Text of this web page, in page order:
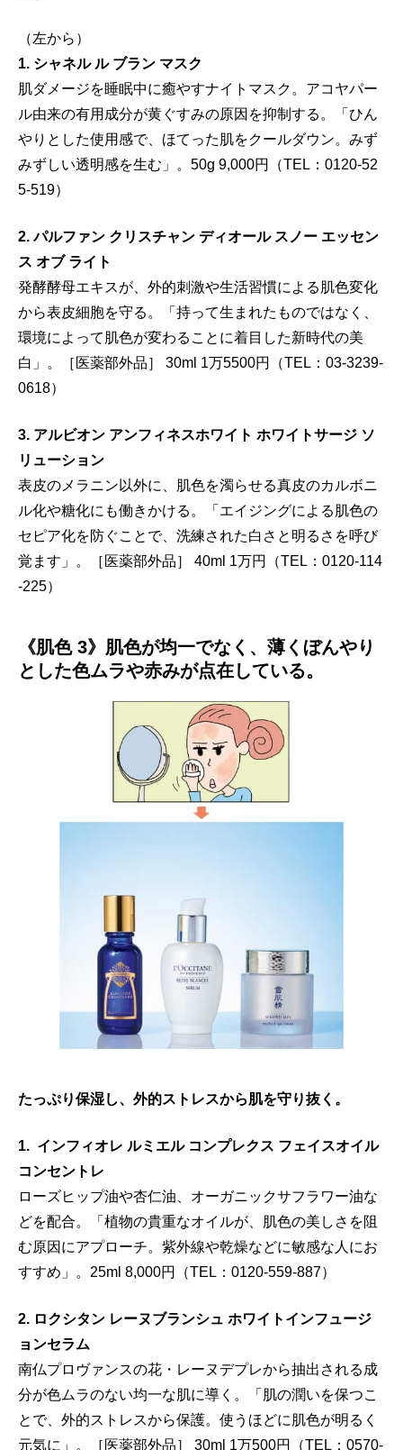
（左から）
1. シャネル ル ブラン マスク
肌ダメージを睡眠中に癒やすナイトマスク。アコヤパー
ル由来の有用成分が黄ぐすみの原因を抑制する。「ひん
やりとした使用感で、ほてった肌をクールダウン。みず
みずしい透明感を生む」。50g 9,000円（TEL：0120-52
5-519）
2. パルファン クリスチャン ディオール スノー エッセン
ス オブ ライト
発酵酵母エキスが、外的刺激や生活習慣による肌色変化
から表皮細胞を守る。「持って生まれたものではなく、
環境によって肌色が変わることに着目した新時代の美
白」。［医薬部外品］ 30ml 1万5500円（TEL：03-3239-
0618）
3. アルビオン アンフィネスホワイト ホワイトサージ ソ
リューション
表皮のメラニン以外に、肌色を濁らせる真皮のカルボニ
ル化や糖化にも働きかける。「エイジングによる肌色の
セピア化を防ぐことで、洗練された白さと明るさを呼び
覚ます」。［医薬部外品］ 40ml 1万円（TEL：0120-114
-225）
《肌色 3》肌色が均一でなく、薄くぼんやり
とした色ムラや赤みが点在している。
たっぷり保湿し、外的ストレスから肌を守り抜く。
1. インフィオレ ルミエル コンプレクス フェイスオイル
コンセントレ
ローズヒップ油や杏仁油、オーガニックサフラワー油な
どを配合。「植物の貴重なオイルが、肌色の美しさを阻
む原因にアプローチ。紫外線や乾燥などに敏感な人にお
すすめ」。25ml 8,000円（TEL：0120-559-887）
2. ロクシタン レーヌブランシュ ホワイトインフュージ
ョンセラム
南仏プロヴァンスの花・レーヌデプレから抽出される成
分が色ムラのない均一な肌に導く。「肌の潤いを保つこ
とで、外的ストレスから保護。使うほどに肌色が明るく
元気に」。［医薬部外品］ 30ml 1万500円（TEL：0570-